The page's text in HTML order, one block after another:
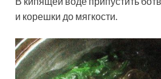
и корешки до мягкости.